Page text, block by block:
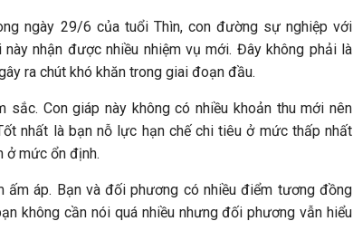
ngày 29/6 của tuổi Thìn, con đường sự nghiệp với
nhận được nhiều nhiệm vụ mới. Đây không phải là
ra chút khó khăn trong giai đoạn đầu.
sắc. Con giáp này không có nhiều khoản thu mới nên
nhất là bạn nỗ lực hạn chế chi tiêu ở mức thấp nhất
ở mức ổn định.
ấm áp. Bạn và đối phương có nhiều điểm tương đồng
không cần nói quá nhiều nhưng đối phương vẫn hiểu